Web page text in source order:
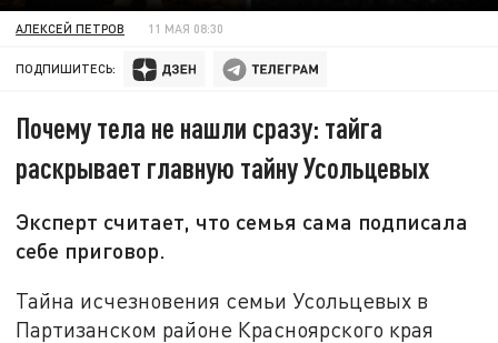
АЛЕКСЕЙ ПЕТРОВ 11 МАЯ 08:30
ПОДПИШИТЕСЬ:
Почему тела не нашли сразу: тайга
раскрывает главную тайну Усольцевых
Эксперт считает, что семья сама подписала
себе приговор.
Тайна исчезновения семьи Усольцевых в
Партизанском районе Красноярского края